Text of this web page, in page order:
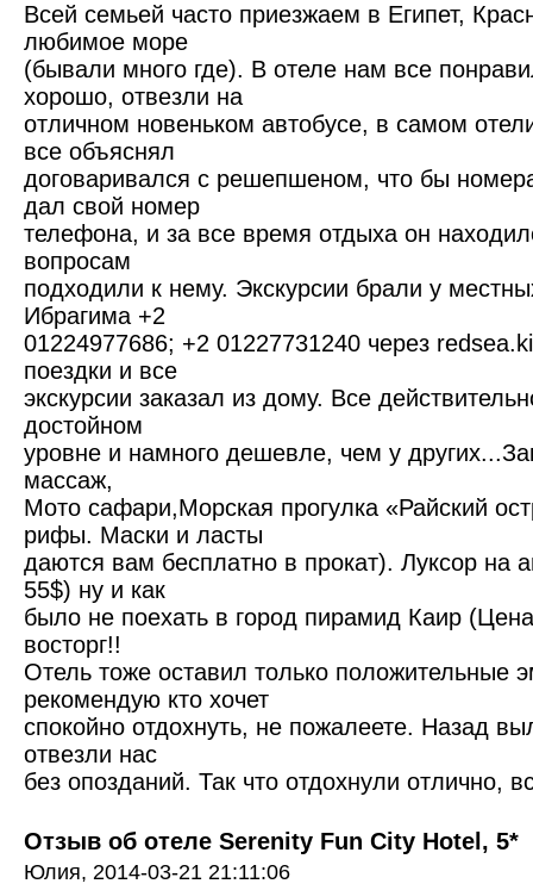
Всей семьей часто приезжаем в Египет,
любимое море
(бывали много где). В отеле нам все
хорошо, отвезли на
отличном новеньком автобусе, в самом
все объяснял
договаривался с решепшеном, что бы
дал свой номер
телефона, и за все время отдыха он
вопросам
подходили к нему. Экскурсии брали у
Ибрагима +2
01224977686; +2 01227731240 через
поездки и все
экскурсии заказал из дому. Все
достойном
уровне и намного дешевле, чем у
массаж,
Мото сафари,Морская прогулка «Райский
рифы. Маски и ласты
даются вам бесплатно в прокат). Луксор на
55$) ну и как
было не поехать в город пирамид Каир
восторг!!
Отель тоже оставил только положительные
рекомендую кто хочет
спокойно отдохнуть, не пожалеете. Назад
отвезли нас
без опозданий. Так что отдохнули отлично,
Отзыв об отеле Serenity Fun City Hotel, 5*
Юлия, 2014-03-21 21:11:06